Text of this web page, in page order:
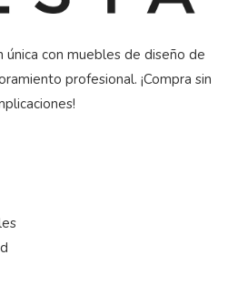
única con muebles de diseño de
profesional. ¡Compra sin